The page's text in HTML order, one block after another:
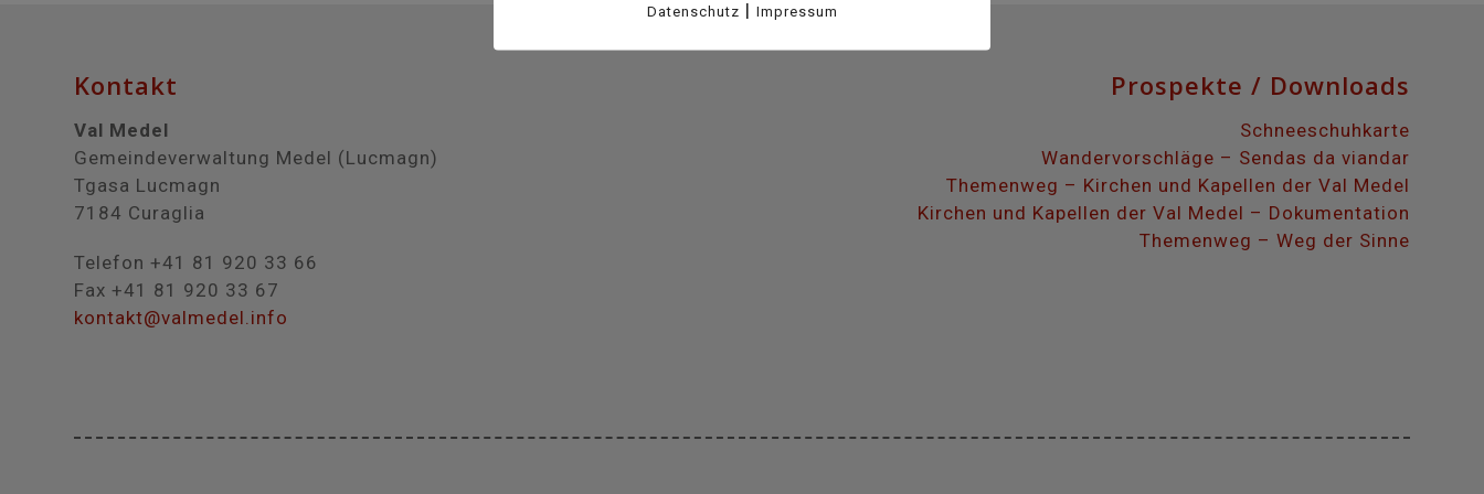
Kontakt
Val Medel
Gemeindeverwaltung Medel (Lucmagn)
Tgasa Lucmagn
7184 Curaglia
Telefon +41 81 920 33 66
Fax +41 81 920 33 67
kontakt@valmedel.info
Prospekte / Downloads
Schneeschuhkarte
Wandervorschläge – Sendas da viandar
Themenweg – Kirchen und Kapellen der Val Medel
Kirchen und Kapellen der Val Medel – Dokumentation
Themenweg – Weg der Sinne
Datenschutz | Impressum